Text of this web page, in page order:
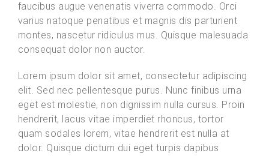
faucibus augue venenatis viverra commodo. Orci
varius natoque penatibus et magnis dis parturient
montes, nascetur ridiculus mus. Quisque malesuada
consequat dolor non auctor.
Lorem ipsum dolor sit amet, consectetur adipiscing
elit. Sed nec pellentesque purus. Nunc finibus urna
eget est molestie, non dignissim nulla cursus. Proin
hendrerit, lacus vitae imperdiet rhoncus, tortor
quam sodales lorem, vitae hendrerit est nulla at
dolor. Quisque dictum dui eget turpis dapibus